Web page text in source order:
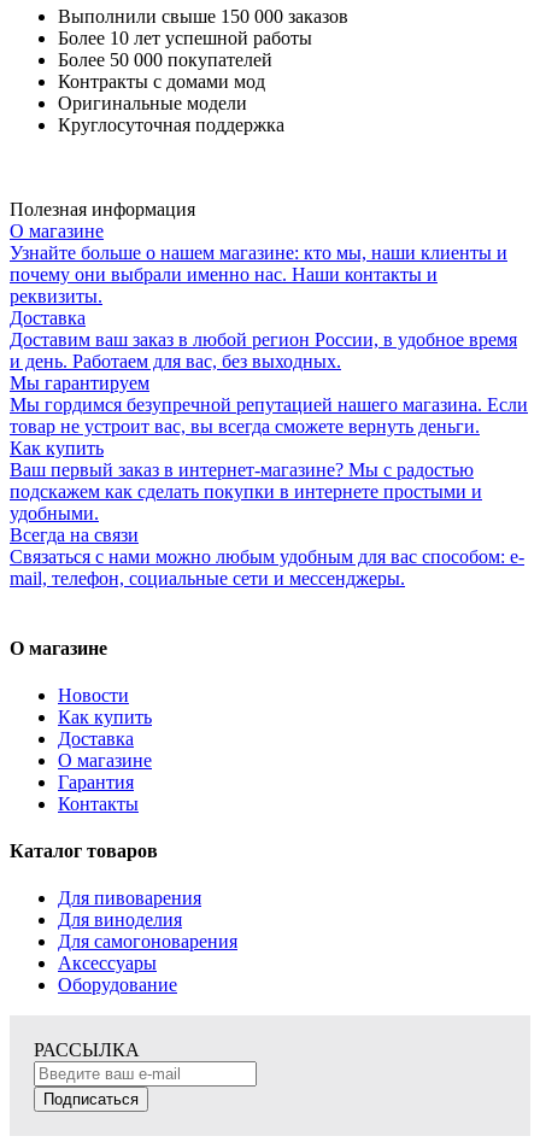
Выполнили свыше 150 000 заказов
Более 10 лет успешной работы
Более 50 000 покупателей
Контракты с домами мод
Оригинальные модели
Круглосуточная поддержка
Полезная информация
О магазине
Узнайте больше о нашем магазине: кто мы, наши клиенты и
почему они выбрали именно нас. Наши контакты и
реквизиты.
Доставка
Доставим ваш заказ в любой регион России, в удобное время
и день. Работаем для вас, без выходных.
Мы гарантируем
Мы гордимся безупречной репутацией нашего магазина. Если
товар не устроит вас, вы всегда сможете вернуть деньги.
Как купить
Ваш первый заказ в интернет-магазине? Мы с радостью
подскажем как сделать покупки в интернете простыми и
удобными.
Всегда на связи
Связаться с нами можно любым удобным для вас способом: e-
mail, телефон, социальные сети и мессенджеры.
О магазине
Новости
Как купить
Доставка
О магазине
Гарантия
Контакты
Каталог товаров
Для пивоварения
Для виноделия
Для самогоноварения
Аксессуары
Оборудование
РАССЫЛКА
Подписаться